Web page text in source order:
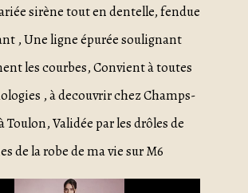
sirène tout en dentelle, fendue
, Une ligne épurée soulignant
les courbes, Convient à toutes
, à decouvrir chez Champs-
Toulon, Validée par les drôles de
de la robe de ma vie sur M6